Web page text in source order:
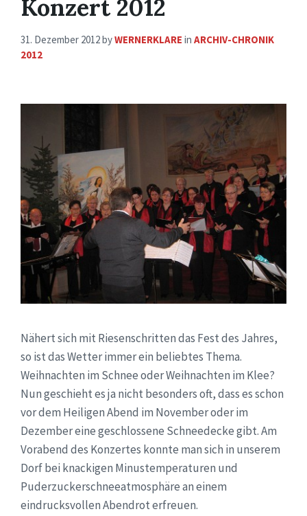
Konzert 2012
31. Dezember 2012byWERNERKLARE in ARCHIV-CHRONIK
2012
Nähert sich mit Riesenschritten das Fest des Jahres,
so ist das Wetter immer ein beliebtes Thema.
Weihnachten im Schnee oder Weihnachten im Klee?
Nun geschieht es ja nicht besonders oft, dass es schon
vor dem Heiligen Abend im November oder im
Dezember eine geschlossene Schneedecke gibt. Am
Vorabend des Konzertes konnte man sich in unserem
Dorf bei knackigen Minustemperaturen und
Puderzuckerschneeatmosphäre an einem
eindrucksvollen Abendrot erfreuen.